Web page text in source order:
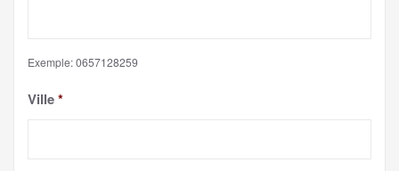
Exemple: 0657128259
Ville*